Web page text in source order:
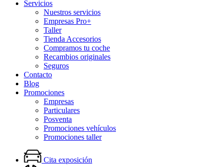
Servicios
Nuestros servicios
Empresas Pro+
Taller
Tienda Accesorios
Compramos tu coche
Recambios originales
Seguros
Contacto
Blog
Promociones
Empresas
Particulares
Posventa
Promociones vehículos
Promociones taller
Cita exposición